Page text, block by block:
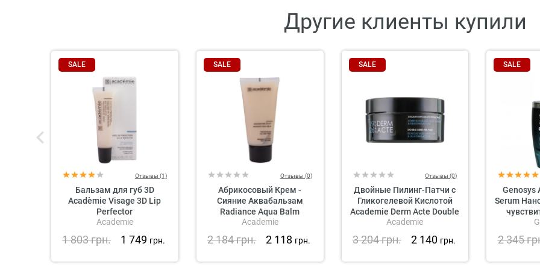
Другие клиенты купили
SALE
Отзывы (1)
Бальзам для губ 3D
Acadèmie Visage 3D Lip
Perfector
Academie
1 803грн. 1 749 грн.
SALE
Отзывы (0)
Абрикосовый Крем -
Сияние Аквабальзам
Radiance Aqua Balm
Academie
Academie
2 184грн. 2 118 грн.
SALE
Отзывы (0)
Двойные Пилинг-Патчи с
Гликогелевой Кислотой
Academie Derm Acte Double
Sided Peel Pads
Academie
3 204грн. 2 140 грн.
SALE
Genosys
Serum
2 345